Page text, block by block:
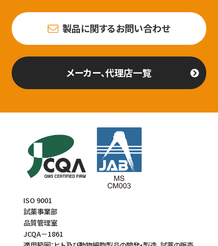
製品に関するお問い合わせ
メーカー、代理店一覧
ISO 9001
試薬事業部
品質管理室
JCQA－1861